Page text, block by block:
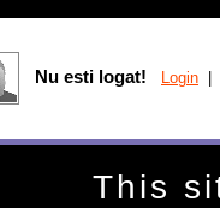
Nu esti logat! Login
This